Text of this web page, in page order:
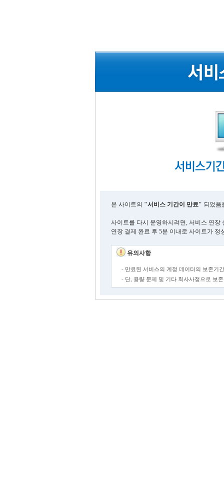
본 사이트의 "서비스 기간이 만료" 되었음
사이트를 다시 운영하시려면, 서비스 연장
연장 결제 완료 후 5분 이내로 사이트가 정
유의사항
- 만료된 서비스의 계정 데이터의 보존기
- 단, 용량 문제 및 기타 회사사정으로 보